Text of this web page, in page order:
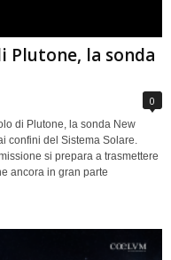
Plutone, la sonda
0
di Plutone, la sonda New
confini del Sistema Solare.
si prepara a trasmettere
ancora in gran parte